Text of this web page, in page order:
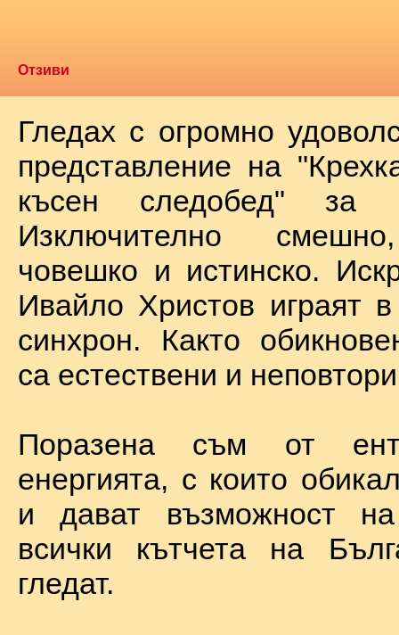
Отзиви
Гледах с огромно
представление на
късен следобед" за
Изключително
човешко и истинско.
Ивайло Христов играят
синхрон. Както
са естествени и
Поразена съм от
енергията, с които
и дават възможност
всички кътчета на
гледат.